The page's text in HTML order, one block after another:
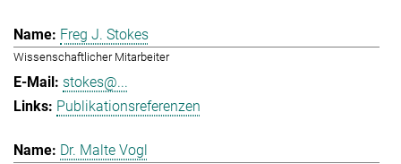
Freg J. Stokes
Wissenschaftlicher Mitarbeiter
stokes@...
Publikationsreferenzen
Dr. Malte Vogl